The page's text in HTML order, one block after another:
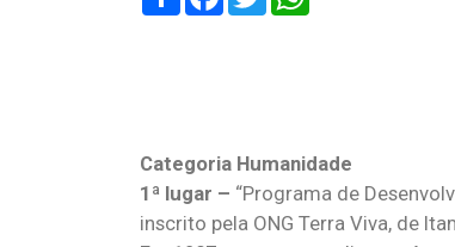
Categoria Humanidade
1ª lugar – “Programa de
inscrito pela ONG Terra Viva, de